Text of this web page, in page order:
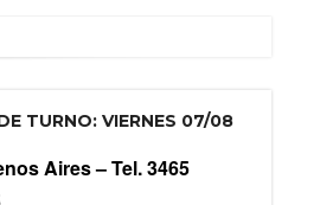
TURNO: VIERNES 07/08
Aires –Tel. 3465